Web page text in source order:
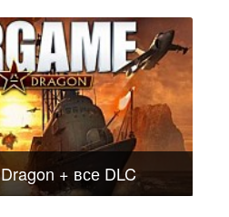
+ все DLC